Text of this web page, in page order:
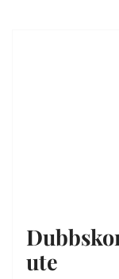
ute